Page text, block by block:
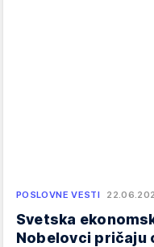
POSLOVNE VESTI
Svetska
Nobelovci pričaju